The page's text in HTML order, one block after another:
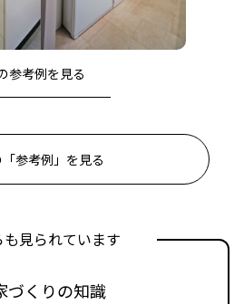
参考例を⾒る
参考例」を見る
も見られています
づくりの知識